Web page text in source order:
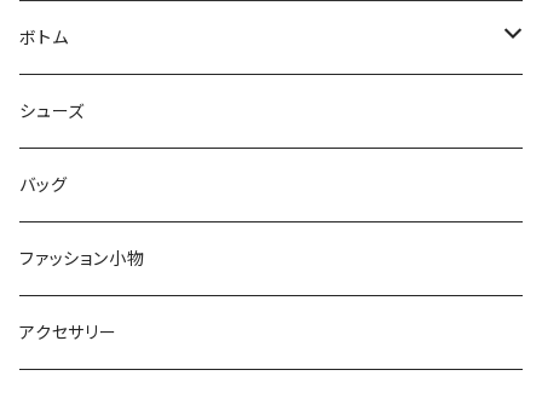
シャツ
ニット
ジャケット
コート
ボトム
パンツ
ショートパンツ
スカート
オールインワン
シューズ
バッグ
ファッション小物
アクセサリー